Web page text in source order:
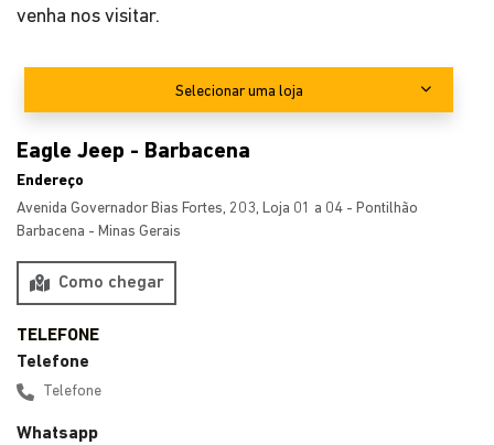
venha nos visitar.
Selecionar uma loja
Eagle Jeep - Barbacena
Endereço
Avenida Governador Bias Fortes, 203, Loja 01 a 04 - Pontilhão
Barbacena - Minas Gerais
Como chegar
Telefone
Telefone
Whatsapp